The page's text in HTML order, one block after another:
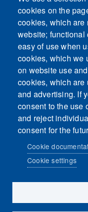
This content
cookies
Only
Sosiaalinen
cookies on the
cookies, which are
website;
easy of use when
cookies, which we
on website use
cookies, which are
and advertising. If
consent to the use
and reject
consent for the
Cookie
Cookie settings